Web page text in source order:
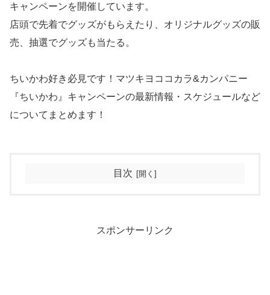
キャンペーンを開催しています。
店頭で先着でグッズがもらえたり、オリジナルグッズの販
売、抽選でグッズも当たる。
ちいかわ好き必見です！マツキヨココカラ&カンパニー
『ちいかわ』キャンペーンの最新情報・スケジュールなど
についてまとめます！
目次
スポンサーリンク